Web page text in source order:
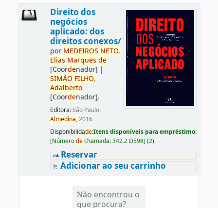
Direito dos
negócios
aplicado: dos
direitos conexos/
por MEDEIROS NETO,
Elias Marques de
[Coordenador] |
SIMÃO FILHO,
Adalberto
[Coordenador].
Editora:São Paulo:
Almedina,2016
Disponibilidade:Itens disponíveis para empréstimo:
[Númerodechamada:342.2 D598] (2).
Reservar
Adicionar ao seu carrinho
Não encontrou o
que procura?